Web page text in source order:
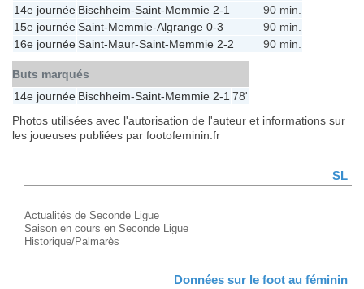
14e journée Bischheim-Saint-Memmie 2-1
90 min.
15e journéeSaint-Memmie-Algrange 0-3
90 min.
16e journéeSaint-Maur-Saint-Memmie 2-2 90 min.
Buts marqués
14e journée Bischheim-Saint-Memmie 2-1 78'
Photos utilisées avec l'autorisation de l'auteur et informations sur
les joueuses publiées par footofeminin.fr
SL
Actualités de Seconde Ligue
Saison en cours en Seconde Ligue
Historique/Palmarès
Données sur le foot au féminin